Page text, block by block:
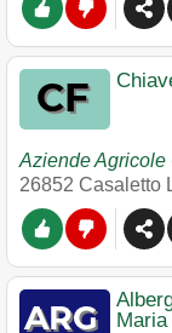
Aziende
26852 Casaletto
Maria